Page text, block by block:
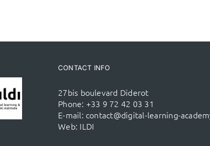
CONTACT INFO
27bis boulevard Diderot
Phone: +33 9 72 42 03 31
E-mail: contact@digital-learning-
Web: ILDI